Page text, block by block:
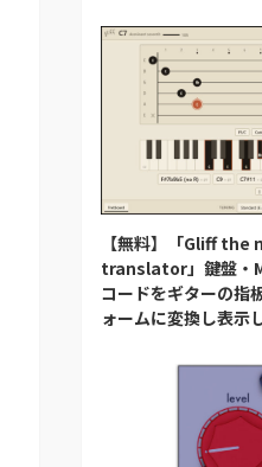
【無料】「Gliff
translator」鍵盤・
コードをギターの指
ォームに変換し表示